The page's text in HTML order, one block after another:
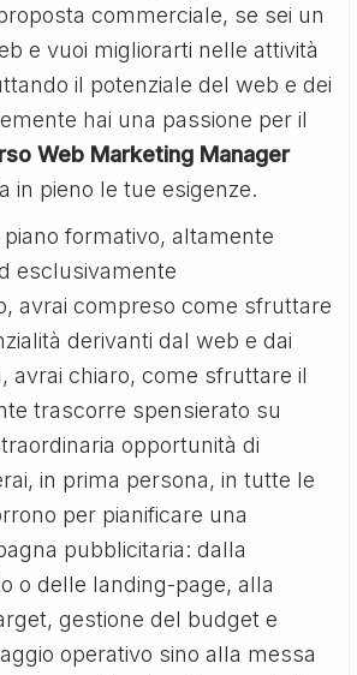
commerciale, se sei un
e vuoi migliorarti nelle attività
il potenziale del web e dei
hai una passione per il
Web Marketing Manager
in pieno le tue esigenze.
formativo, altamente
esclusivamente
avrai compreso come sfruttare
derivanti dal web e dai
avrai chiaro, come sfruttare il
trascorre spensierato su
opportunità di
in prima persona, in tutte le
per pianificare una
pubblicitaria: dalla
o delle landing-page, alla
gestione del budget e
operativo sino alla messa